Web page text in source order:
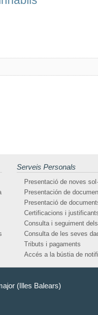
Serveis Personals
Presentació de noves
Presentación de
Presentació de
Certificacions i
Consulta i seguiment
Consulta de les seves
Tributs i pagaments
Accés a la bústia de
(Illes Balears)